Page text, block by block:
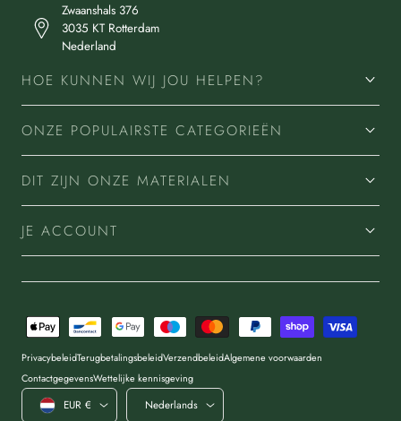
Zwaanshals 376
3035 KT Rotterdam
Nederland
HOE KUNNEN WIJ JOU HELPEN?
ONZE POPULAIRSTE CATEGORIEËN
DIT ZIJN ONZE MATERIALEN
JE ACCOUNT
Land/regio
EUR €
Taal
Nederlands
Betaalmethoden
PrivacybeleidTerugbetalingsbeleidVerzendbeleidAlgemene voorwaarden
ContactgegevensWettelijke kennisgeving